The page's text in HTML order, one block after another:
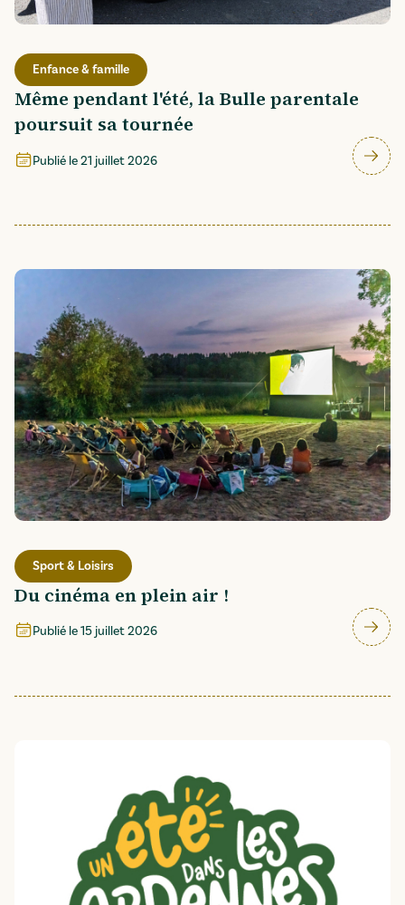
Enfance & famille
Même pendant l'été, la Bulle parentale
poursuit sa tournée
Publié le21 juillet 2026
Sport & Loisirs
Du cinéma en plein air !
Publié le15 juillet 2026